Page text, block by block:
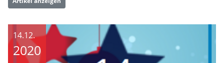
14.12.
2020